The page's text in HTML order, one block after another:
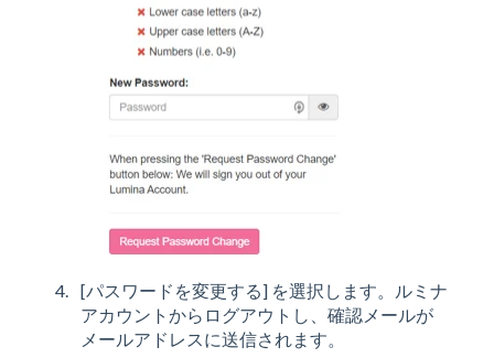
[パスワードを変更する] を選択します。ルミナ
アカウントからログアウトし、確認メールが
メールアドレスに送信されます。